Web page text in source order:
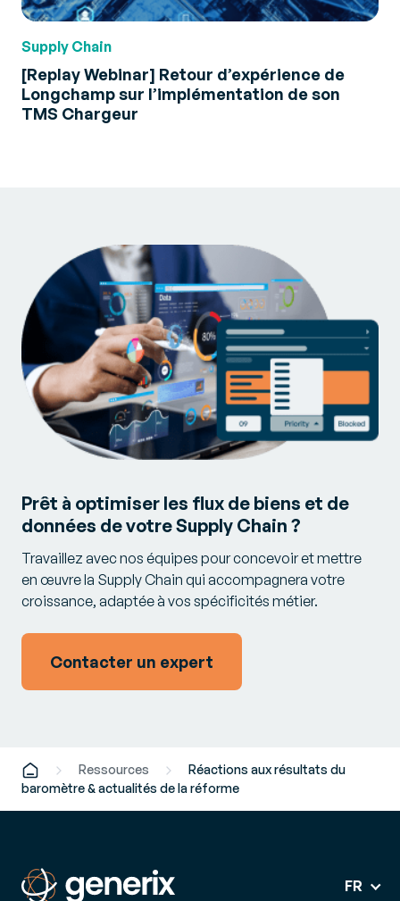
Supply Chain
[Replay Webinar] Retour d’expérience de
Longchamp sur l’implémentation de son
TMS Chargeur
Prêt à optimiser les flux de biens et de
données de votre Supply Chain ?
Travaillez avec nos équipes pour concevoir et mettre
en œuvre la Supply Chain qui accompagnera votre
croissance, adaptée à vos spécificités métier.
Contacter un expert
Ressources
Réactions aux résultats du
baromètre & actualités de la réforme
FR